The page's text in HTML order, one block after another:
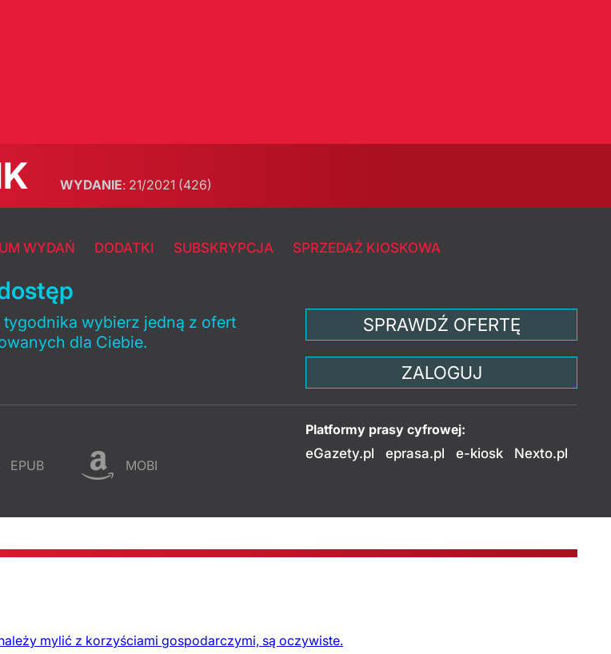
WYDANIE: 21/2021 (426)
WYDAŃ DODATKI SUBSKRYPCJA SPRZEDAŻ KIOSKOWA
tygodnika wybierz jedną z ofert
dla Ciebie.
SPRAWDŹ OFERTĘ
ZALOGUJ
EPUB MOBI
Platformy prasy cyfrowej:
eGazety.pl
eprasa.pl e-kiosk Nexto.pl
mylić z korzyściami gospodarczymi, są oczywiste.